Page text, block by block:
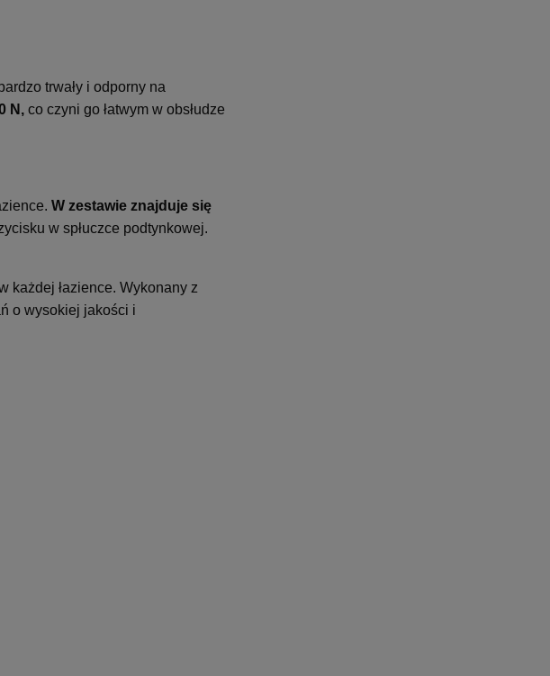
trwały i odporny na
N, co czyni go łatwym w obsłudze
W zestawie znajduje się
w spłuczce podtynkowej.
każdej łazience. Wykonany z
o wysokiej jakości i